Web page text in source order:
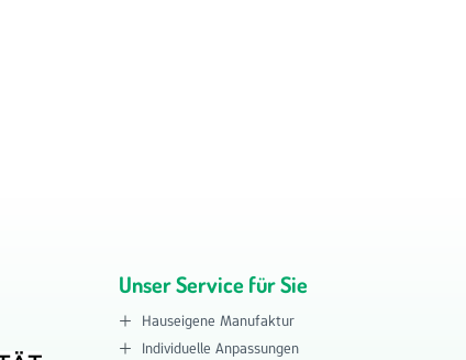
Unser Service für Sie
Hauseigene Manufaktur
Individuelle Anpassungen